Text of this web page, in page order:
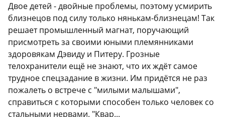
Двое детей - двойные проблемы, поэтому усмирить
близнецов под силу только нянькам-близнецам! Так
решает промышленный магнат, поручающий
присмотреть за своими юными племянниками
здоровякам Дэвиду и Питеру. Грозные
телохранители ещё не знают, что их ждёт самое
трудное спецзадание в жизни. Им придётся не раз
пожалеть о встрече с "милыми малышами",
справиться с которыми способен только человек со
стальными нервами. "Квар...